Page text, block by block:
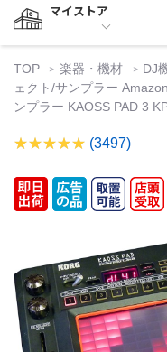
マイストア
TOP 楽器・機材 DJ
ェクト/サンプラー
ンプラー KAOSS PAD 3
(3497)